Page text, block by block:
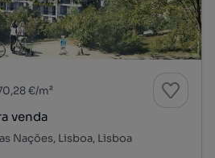
€/m²
venda
Nações, Lisboa, Lisboa